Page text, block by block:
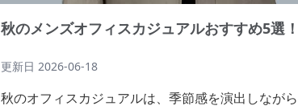
秋のメンズオフィスカジュアルおすすめ5選
更新日 2026-06-18
秋のオフィスカジュアルは、季節感を演出しなが